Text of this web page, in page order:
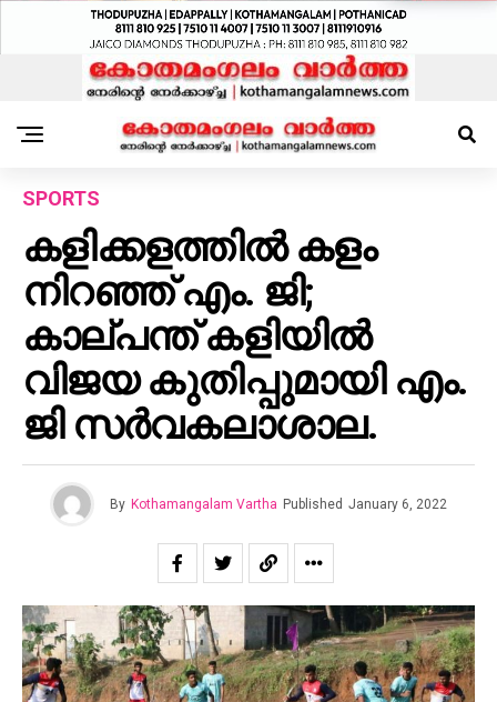
SPORTS
കളിക്കളത്തിൽ കളം
നിറഞ്ഞ് എം. ജി;
കാല്പന്ത് കളിയിൽ
വിജയ കുതിപ്പുമായി എം.
ജി സർവകലാശാല.
By Kothamangalam Vartha Published January 6, 2022